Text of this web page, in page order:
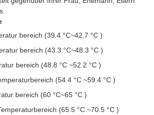
bereich (39.4 °C~42.7 °C )
bereich (43.3 °C~48.3 °C )
bereich (48.8 °C ~52.2 °C )
(54.4 °C ~59.4 °C )
bereich (60 °C~65 °C )
(65.5 °C ~70.5 °C )